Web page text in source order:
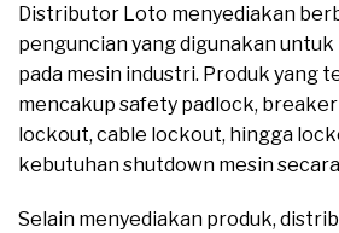
Distributor Loto menyediakan
penguncian yang digunakan
pada mesin industri. Produk yang
mencakup safety padlock,
lockout, cable lockout, hingga
kebutuhan shutdown mesin
Selain menyediakan produk,